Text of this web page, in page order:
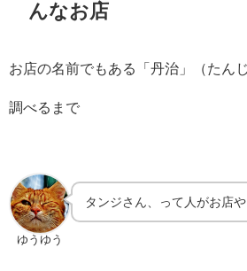
んなお店
お店の名前でもある「丹治」（たんじ
調べるまで
ゆうゆう
タンジさん、って人がお店